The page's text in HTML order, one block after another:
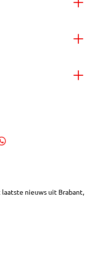
nieuws uit Brabant,